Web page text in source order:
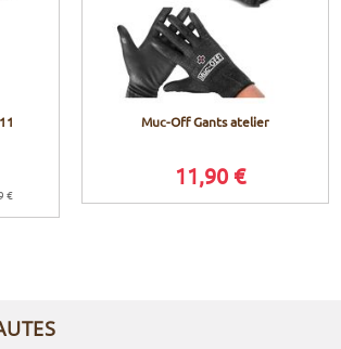
€
Muc-Off Gants atelier
11,90 €